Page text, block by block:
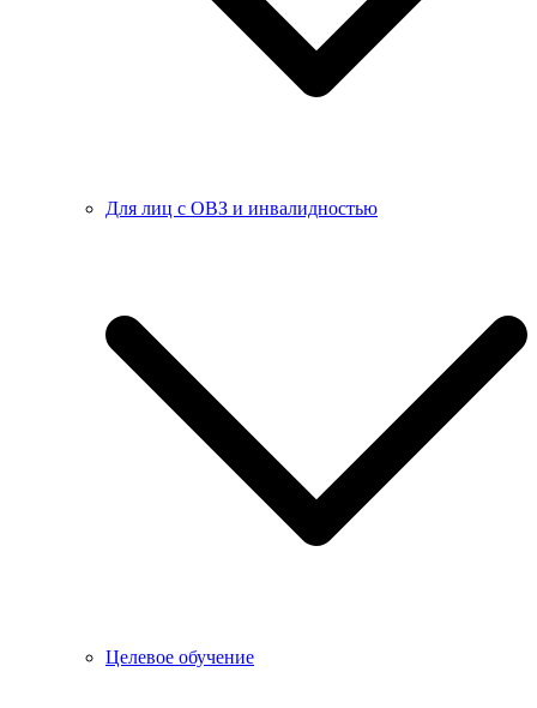
Для лиц с ОВЗ и инвалидностью
Целевое обучение